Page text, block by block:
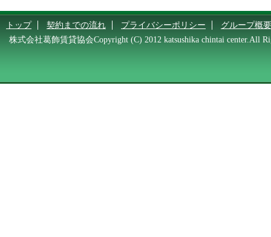
トップ 契約までの流れ プライバシーポリシー
グループ概要
株式会社葛飾賃貸協会Copyright (C) 2012 katsushika chintai center.All